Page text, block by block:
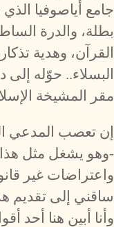
جامع أياصوفيا
بطلة، والدرة
القرآن، وهدية
البسلاء.. حوّله إلى
مقر المشيخة
إن تعصب المدعي
-وهو يشغل مثل هذا
واعتراضات غير
ساقني إلى تقديم
وأنا أبين هنا أحد